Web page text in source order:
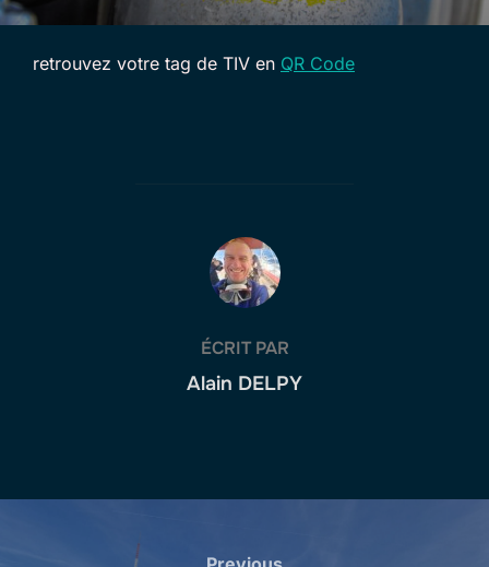
retrouvez votre tag de TIV en QR Code
AUTEUR DE LA PUBLICATION
ÉCRIT PAR
Alain DELPY
Previous